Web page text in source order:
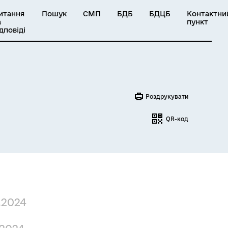
Пошук СМП БДБ БДЦБ
пункт
Роздрукувати
QR-код